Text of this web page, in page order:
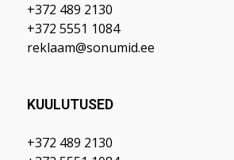
+372 489 2130
+372 5551 1084
reklaam@sonumid.ee
KUULUTUSED
+372 489 2130